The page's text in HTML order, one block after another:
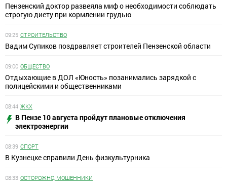
Пензенский доктор развеяла миф о необходимости соблюдать
строгую диету при кормлении грудью
09:25 СТРОИТЕЛЬСТВО
Вадим Супиков поздравляет строителей Пензенской области
09:00 ОБЩЕСТВО
Отдыхающие в ДОЛ «Юность» позанимались зарядкой с
полицейскими и общественниками
08:44 ЖКХ
В Пензе 10 августа пройдут плановые отключения
электроэнергии
08:39 СПОРТ
В Кузнецке справили День физкультурника
08:33 ОСТОРОЖНО, МОШЕННИКИ